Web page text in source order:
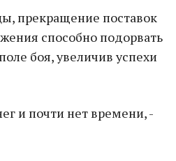
прекращение поставок
способно подорвать
боя, увеличив успехи
и почти нет времени, -